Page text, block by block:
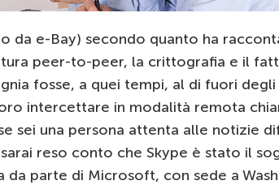
da e-Bay) secondo quanto ha
peer-to-peer, la crittografia e il
fosse, a quei tempi, al di fuori degli
intercettare in modalità remota
sei una persona attenta alle notizie
reso conto che Skype è stato il
da parte di Microsoft, con sede a